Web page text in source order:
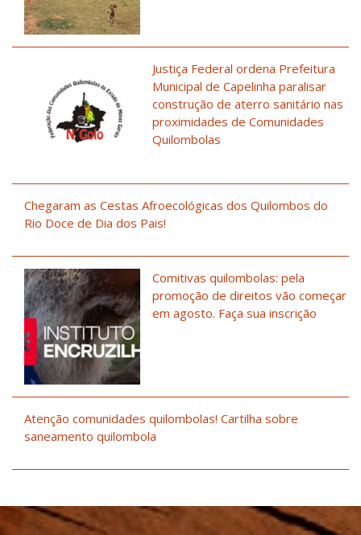
Justiça Federal ordena Prefeitura
Municipal de Capelinha paralisar
construção de aterro sanitário nas
proximidades de Comunidades
Quilombolas
Chegaram as Cestas Afroecológicas dos Quilombos do
Rio Doce de Dia dos Pais!
Comitivas quilombolas: pela
promoção de direitos vão começar
em agosto. Faça sua inscrição
Atenção comunidades quilombolas! Cartilha sobre
saneamento quilombola